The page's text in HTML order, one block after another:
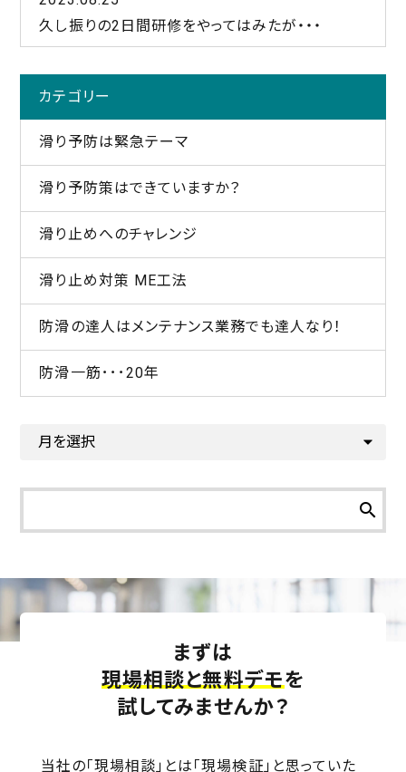
久し振りの2日間研修をやってはみたが・・・
カテゴリー
滑り予防は緊急テーマ
滑り予防策はできていますか？
滑り止めへのチャレンジ
滑り止め対策 ME工法
防滑の達人はメンテナンス業務でも達人なり！
防滑一筋･･･20年
search
まずは
現場相談と無料デモを
試してみませんか？
当社の「現場相談」とは「現場検証」と思っていた